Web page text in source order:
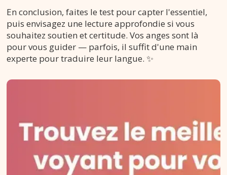
En conclusion, faites le test pour capter l'essentiel,
puis envisagez une lecture approfondie si vous
souhaitez soutien et certitude. Vos anges sont là
pour vous guider — parfois, il suffit d'une main
experte pour traduire leur langue. ✨